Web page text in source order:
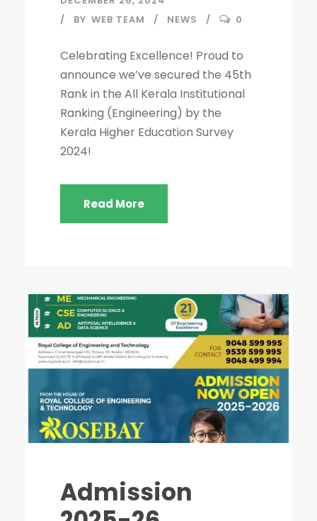
BY WEB TEAM NEWS 0
Celebrating Excellence! Proud to
announce we’ve secured the 45th
Rank in the All Kerala Institutional
Ranking (Engineering) by the
Kerala Higher Education Survey
2024!
Read More
Admission